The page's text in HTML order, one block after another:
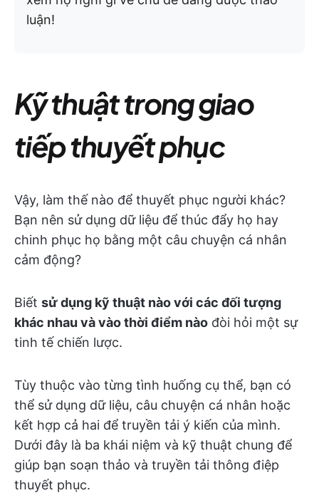
luận!
Kỹ thuật trong giao
tiếp thuyết phục
Vậy, làm thế nào để thuyết phục người khác?
Bạn nên sử dụng dữ liệu để thúc đẩy họ hay
chinh phục họ bằng một câu chuyện cá nhân
cảm động?
Biết sử dụng kỹ thuật nào với các đối tượng
khác nhau và vào thời điểm nào đòi hỏi một sự
tinh tế chiến lược.
Tùy thuộc vào từng tình huống cụ thể, bạn có
thể sử dụng dữ liệu, câu chuyện cá nhân hoặc
kết hợp cả hai để truyền tải ý kiến của mình.
Dưới đây là ba khái niệm và kỹ thuật chung để
giúp bạn soạn thảo và truyền tải thông điệp
thuyết phục.